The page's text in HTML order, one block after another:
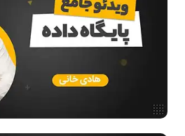
مدار منطقی
ساختمان داده
طراحی الگوریتم
هوش مصنوعی